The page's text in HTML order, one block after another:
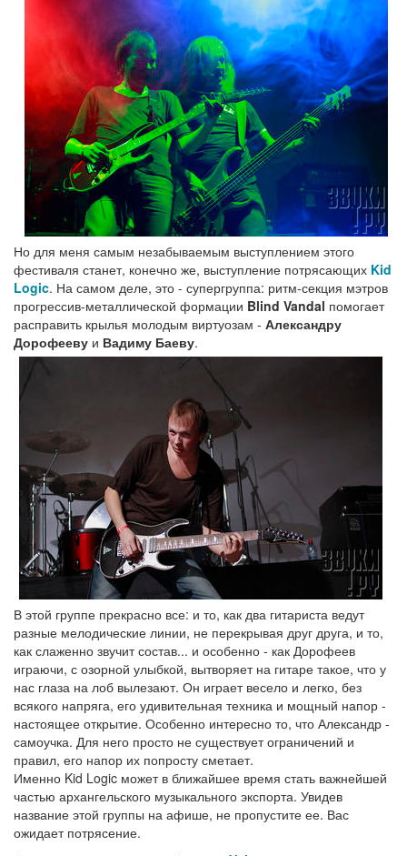
Но для меня самым незабываемым выступлением этого
фестиваля станет, конечно же, выступление потрясающих Kid
Logic. На самом деле, это - супергруппа: ритм-секция мэтров
прогрессив-металлической формации Blind Vandal помогает
расправить крылья молодым виртуозам - Александру
Дорофееву и Вадиму Баеву.
В этой группе прекрасно все: и то, как два гитариста ведут
разные мелодические линии, не перекрывая друг друга, и то,
как слаженно звучит состав... и особенно - как Дорофеев
играючи, с озорной улыбкой, вытворяет на гитаре такое, что у
нас глаза на лоб вылезают. Он играет весело и легко, без
всякого напряга, его удивительная техника и мощный напор -
настоящее открытие. Особенно интересно то, что Александр -
самоучка. Для него просто не существует ограничений и
правил, его напор их попросту сметает.
Именно Kid Logic может в ближайшее время стать важнейшей
частью архангельского музыкального экспорта. Увидев
название этой группы на афише, не пропустите ее. Вас
ожидает потрясение.